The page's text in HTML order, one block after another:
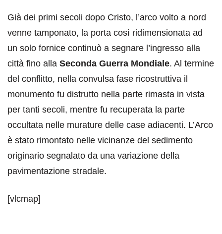
Già dei primi secoli dopo Cristo, l’arco volto a nord
venne tamponato, la porta così ridimensionata ad
un solo fornice continuò a segnare l’ingresso alla
città fino alla Seconda Guerra Mondiale. Al termine
del conflitto, nella convulsa fase ricostruttiva il
monumento fu distrutto nella parte rimasta in vista
per tanti secoli, mentre fu recuperata la parte
occultata nelle murature delle case adiacenti. L’Arco
è stato rimontato nelle vicinanze del sedimento
originario segnalato da una variazione della
pavimentazione stradale.
[vlcmap]